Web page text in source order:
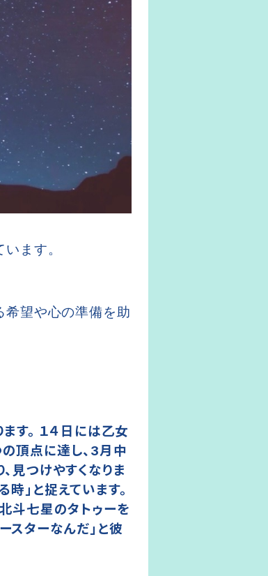
ます。
希望や心の準備を助
す。 １４日には乙女
頂点に達し、3月中
見つけやすくなりま
」と捉えています。
斗七星のタトゥーを
スターなんだ」と彼